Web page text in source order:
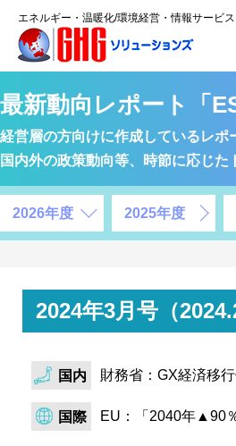
エネルギー・温暖化/環境経営・情報サービス
最新動向レポート「
経営層の方向けに作成しているレ
国内外の政策動向等、時節に応じ
2026年度 2025年度
2024年3月号（
国内 財務省：GX経済移
国際 EU：「2040年▲90